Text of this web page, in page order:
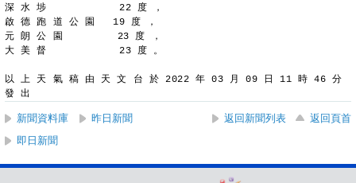
深 水 埗            22 度 ，
啟 德 跑 道 公 園   19 度 ，
元 朗 公 園         23 度 ，
大 美 督            23 度 。
以 上 天 氣 稿 由 天 文 台 於 2022 年 03 月 09 日 11 時 46 分
發 出
新聞資料庫 昨日新聞 返回新聞列表
返回頁首
即日新聞